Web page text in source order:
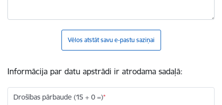
Vēlos atstāt savu e-pastu saziņai
Informācija par datu apstrādi ir atrodama sadaļā:
Drošības pārbaude (15 + 0 =)